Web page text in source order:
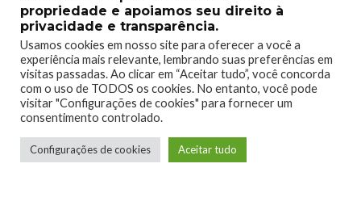
Telmo Camargo
Editor Chefe
propriedade e apoiamos seu direito à
privacidade e transparência.
Usamos cookies em nosso site para oferecer a você a
experiência mais relevante, lembrando suas preferências em
visitas passadas. Ao clicar em “Aceitar tudo”, você concorda
com o uso de TODOS os cookies. No entanto, você pode
visitar "Configurações de cookies" para fornecer um
consentimento controlado.
Configurações de cookies Aceitar tudo